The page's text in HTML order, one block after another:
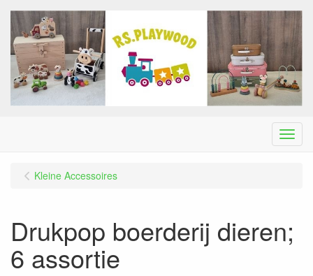
Menu
Kleine Accessoires
Drukpop boerderij dieren;
6 assortie